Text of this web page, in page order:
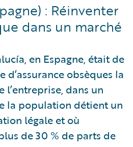
: Réinventer
dans un marché
en Espagne, était de
obsèques la
l’entreprise, dans un
la population détient un
légale et où
de 30 % de parts de